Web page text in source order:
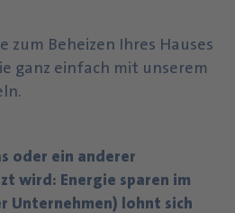
zum Beheizen Ihres Hauses
ganz einfach mit unserem
oder ein anderer
wird: Energie sparen im
Unternehmen) lohnt sich